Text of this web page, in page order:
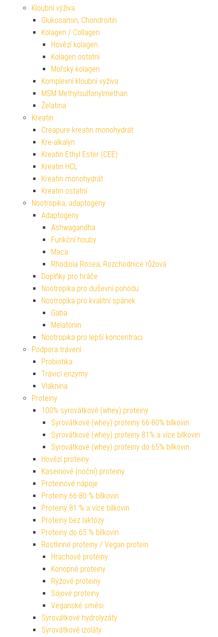
Kloubní výživa
Glukosamin, Chondroitin
Kolagen / Collagen
Hovězí kolagen
Kolagen ostatní
Mořský kolagen
Komplexní kloubní výživa
MSM Methylsulfonylmethan
Želatina
Kreatin
Creapure kreatin monohydrát
Kre-alkalyn
Kreatin Ethyl Ester (CEE)
Kreatin HCL
Kreatin monohydrát
Kreatin ostatní
Nootropika, adaptogeny
Adaptogeny
Ashwagandha
Funkční houby
Maca
Rhodiola Rosea, Rozchodnice růžová
Doplňky pro hráče
Nootropika pro duševní pohodu
Nootropika pro kvalitní spánek
Gaba
Melatonin
Nootropika pro lepší koncentraci
Podpora trávení
Probiotika
Trávicí enzymy
Vláknina
Proteiny
100% syrovátkové (whey) proteiny
Syrovátkové (whey) proteiny 66-80% bílkovin
Syrovátkové (whey) proteiny 81% a více bílkovin
Syrovátkové (whey) proteiny do 65% bílkovin
Hovězí proteiny
Kaseinové (noční) proteiny
Proteinové nápoje
Proteiny 66-80 % bílkovin
Proteiny 81 % a více bílkovin
Proteiny bez laktózy
Proteiny do 65 % bílkovin
Rostlinné proteiny / Vegan protein
Hrachové proteiny
Konopné proteiny
Rýžové proteiny
Sójové proteiny
Veganské směsi
Syrovátkové hydrolyzáty
Syrovátkové izoláty